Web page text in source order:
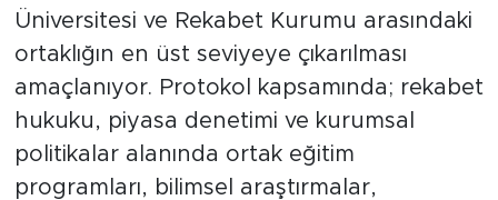
Üniversitesi ve Rekabet Kurumu arasındaki
ortaklığın en üst seviyeye çıkarılması
amaçlanıyor. Protokol kapsamında; rekabet
hukuku, piyasa denetimi ve kurumsal
politikalar alanında ortak eğitim
programları, bilimsel araştırmalar,